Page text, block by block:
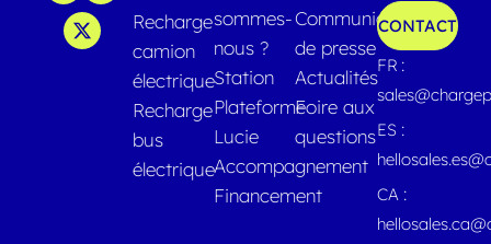
Recharge
camion
électrique
Recharge
bus
électrique
sommes-
nous ?
Station
Plateforme
Lucie
Accompagnement
Financement
Communiqués
de presse
Actualités
Foire aux
questions
CONTACT
FR :
ES :
CA :